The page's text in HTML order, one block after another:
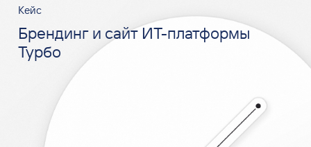
Кейс
Брендинг и сайт ИТ-платформы
Турбо